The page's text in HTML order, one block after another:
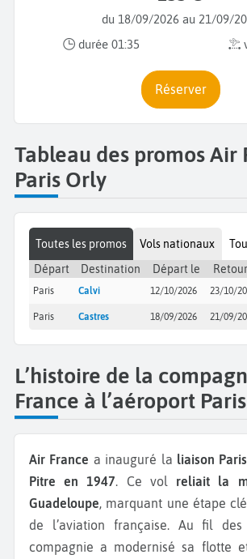
du 18/09/2026 au 21/09/
durée 01:35
Réserver
Tableau des promos Air
Paris Orly
Toutes les promos
Vols nationaux
Départ
Destination Départ le
Paris Calvi 12/10/2026 23/10/
Paris Castres 18/09/2026 21/09/
L’histoire de la
France à l’aéroport
Air France a inauguré la liaison
Pitre en 1947. Ce vol reliait la
Guadeloupe, marquant une étape
de l’aviation française. Au fil des
compagnie a modernisé sa flotte